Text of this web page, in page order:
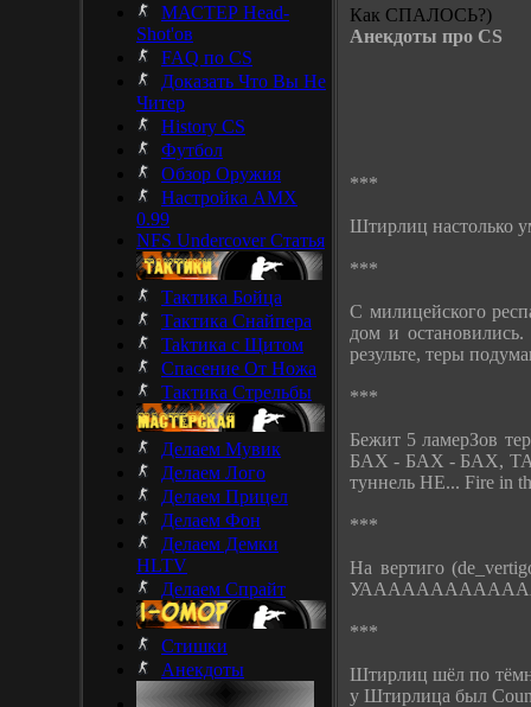
МАСТЕР Head-
Shot'ов
FAQ по CS
Доказать Что Вы Не
Читер
History CS
Футбол
Обзор Оружия
Настройка AMX
0.99
NFS Undercover Статья
Тактика Бойца
Тактика Снайпера
Takтика с Щитом
Спасение От Ножа
Тактика Стрельбы
Делаем Мувик
Делаем Лого
Делаем Прицел
Делаем Фон
Делаем Демки
HLTV
Делаем Спрайт
Стишки
Анекдоты
Как СПАЛОСЬ?)
Анекдоты про CS
***
Штирлиц настолько
***
C милицейского
дом и
результе, теры
***
Бежит 5 ламерЗов
БАХ - БАХ - БАХ,
туннель HE... Fire in
***
На вертиго
***
Штирлиц шёл по
у Штирлица был